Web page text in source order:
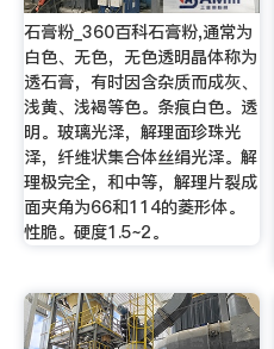
石膏粉_360百科石膏粉,通常为
白色、无色，无色透明晶体称为
透石膏，有时因含杂质而成灰、
浅黄、浅褐等色。条痕白色。透
明。玻璃光泽，解理面珍珠光
泽，纤维状集合体丝绢光泽。解
理极完全，和中等，解理片裂成
面夹角为66和114的菱形体。
性脆。硬度1.5~2。